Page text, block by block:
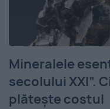
Mineralele
secolului XXI”.
plătește costul